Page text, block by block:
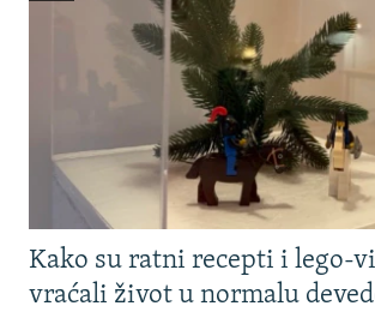
Kako su ratni recepti i lego-
vraćali život u normalu